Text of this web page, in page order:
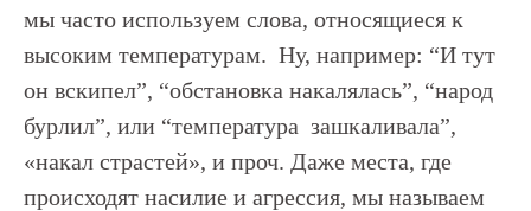
мы часто используем слова, относящиеся к
высоким температурам. Ну, например: “И тут
он вскипел”, “обстановка накалялась”, “народ
бурлил”, или “температура зашкаливала”,
«накал страстей», и проч. Даже места, где
происходят насилие и агрессия, мы называем